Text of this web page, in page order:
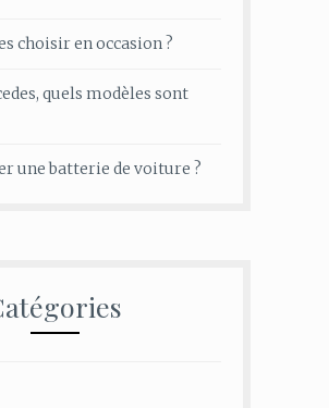
choisir en occasion ?
quels modèles sont
une batterie de voiture ?